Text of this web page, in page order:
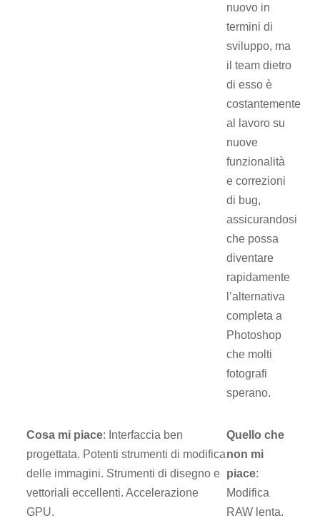
nuovo in
termini di
sviluppo, ma
il team dietro
di esso è
costantemente
al lavoro su
nuove
funzionalità
e correzioni
di bug,
assicurandosi
che possa
diventare
rapidamente
l’alternativa
completa a
Photoshop
che molti
fotografi
sperano.
Cosa mi piace: Interfaccia ben
progettata. Potenti strumenti di modifica
delle immagini. Strumenti di disegno e
vettoriali eccellenti. Accelerazione
GPU.
Quello che
non mi
piace:
Modifica
RAW lenta.